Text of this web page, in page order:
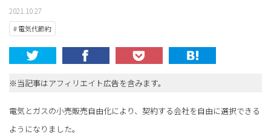
2021.10.27
# 電気代節約
※当記事はアフィリエイト広告を含みます。
電気とガスの小売販売自由化により、契約する会社を自由に選択できる
ようになりました。